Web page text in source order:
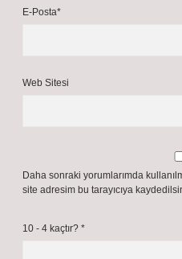
E-Posta*
Web Sitesi
Daha sonraki yorumlarımda
site adresim bu tarayıcıya
10 - 4 kaçtır? *